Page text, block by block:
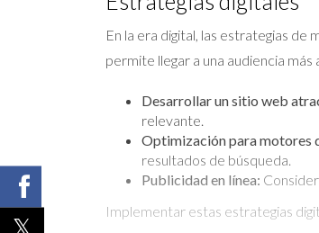
En la era digital, las estrategias
permite llegar a una audiencia
Desarrollar un sitio web
relevante.
Optimización para motores
resultados de búsqueda.
Publicidad en línea:
Implementar estas estrategias